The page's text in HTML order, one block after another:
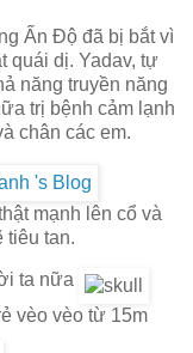
Ấn Độ đã bị bắt vì
quái dị. Yadav, tự
năng truyền năng
trị bệnh cảm lạnh
chân các em.
mạnh lên cổ và
tiêu tan.
ta nữa
vèo vèo từ 15m